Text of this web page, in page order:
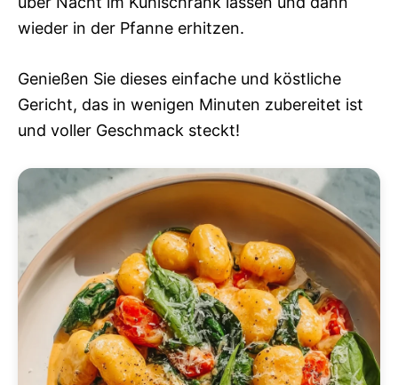
wieder in der Pfanne erhitzen.
Genießen Sie dieses einfache und köstliche
Gericht, das in wenigen Minuten zubereitet ist
und voller Geschmack steckt!